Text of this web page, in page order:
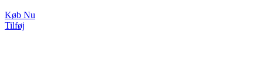
Køb Nu
Tilføj